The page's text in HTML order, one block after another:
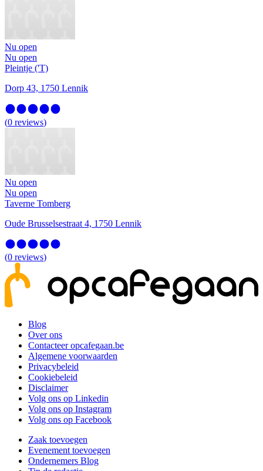
Nu open
Nu open
Pleintje ('T)
Dorp 43, 1750 Lennik
(0 reviews)
Nu open
Nu open
Taverne Tomberg
Oude Brusselsestraat 4, 1750 Lennik
(0 reviews)
Blog
Over ons
Contacteer opcafegaan.be
Algemene voorwaarden
Privacybeleid
Cookiebeleid
Disclaimer
Volg ons op Linkedin
Volg ons op Instagram
Volg ons op Facebook
Zaak toevoegen
Evenement toevoegen
Ondernemers Blog